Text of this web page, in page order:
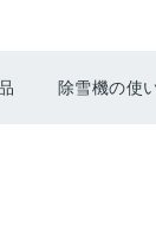
購入検討中の方へ
取扱説明書/
カタログ閲覧
カタログ閲覧
除雪機の使